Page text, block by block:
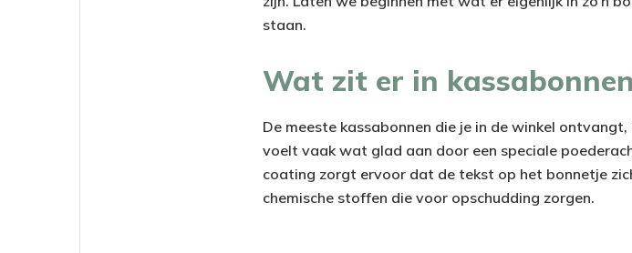
staan.
Wat zit er in
De meeste kassabonnen die je in de winkel
voelt vaak wat glad aan door een speciale
coating zorgt ervoor dat de tekst op het bonnetje
chemische stoffen die voor opschudding zorgen.